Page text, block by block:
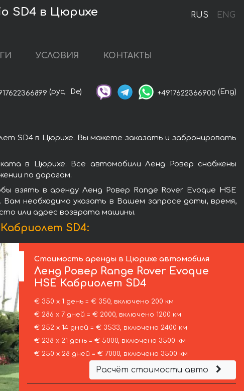
RUS ENG
SD4 в Цюрихе
УСЛОВИЯ КОНТАКТЫ
(рус, De) +4917622366900 (Eng)
SD4 в Цюрихе. Вы можете заказать и забронировать
в Цюрихе. Все автомобили Ленд Ровер снабжены
по дорогам.
взять в аренду Ленд Ровер Range Rover Evoque HSE
необходимо указать в Вашем запросе даты, время,
или адрес возврата машины.
SD4:
Стоимость аренды в Цюрихе автомобиля
Ленд Ровер Range Rover Evoque
HSE Кабриолет SD4
€ 350 х 1 день = € 350, включено 200 км
€ 286 х 7 дней = € 2000, включено 1200 км
€ 252 х 14 дней = € 3533, включено 2400 км
€ 238 х 21 день = € 5000, включено 3500 км
€ 250 х 28 дней = € 7000, включено 3500 км
Расчёт стоимости авто